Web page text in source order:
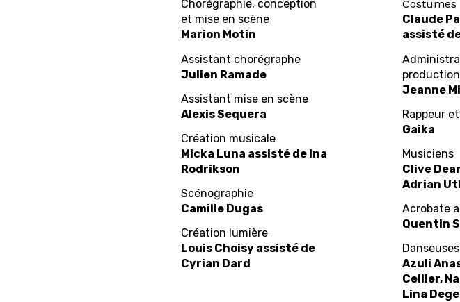
Chorégraphie, conception
et mise en scène
Marion Motin
Assistant chorégraphe
Julien Ramade
Assistant mise en scène
Alexis Sequera
Création musicale
Micka Luna assisté de Ina
Rodrikson
Scénographie
Camille Dugas
Création lumière
Louis Choisy assisté de
Cyrian Dard
Costumes
Claude
assisté
production
Jeanne
Rappeur
Gaika
Musiciens
Clive
Adrian
Acrobate
Quentin
Azuli
Cellier,
Lina